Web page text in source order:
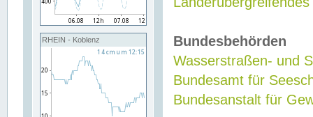
RHEIN - Koblenz
Bundesbehörden
Wasserstraßen- und
Bundesamt für
Bundesanstalt für